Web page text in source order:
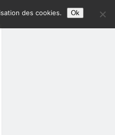
des cookies. Ok